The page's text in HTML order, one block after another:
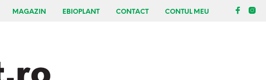
MAGAZIN EBIOPLANT CONTACT CONTUL MEU